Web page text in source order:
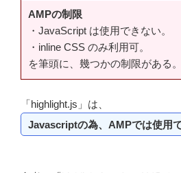
AMPの制限
・JavaScript は使用できない。
・inline CSS のみ利用可。
を筆頭に、幾つかの制限がある。
「highlight.js」は、
Javascriptの為、AMPでは使用で